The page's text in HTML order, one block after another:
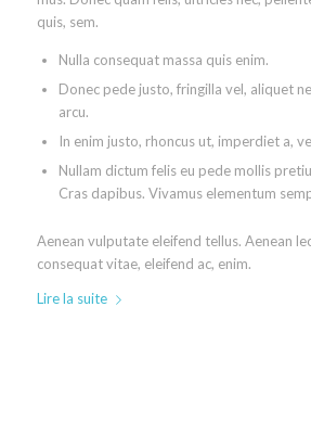
quis, sem.
Nulla consequat massa quis enim.
Donec pede justo, fringilla vel, aliquet
arcu.
In enim justo, rhoncus ut, imperdiet a,
Nullam dictum felis eu pede mollis
Cras dapibus. Vivamus elementum
Aenean vulputate eleifend tellus. Aenean
consequat vitae, eleifend ac, enim.
Lire la suite